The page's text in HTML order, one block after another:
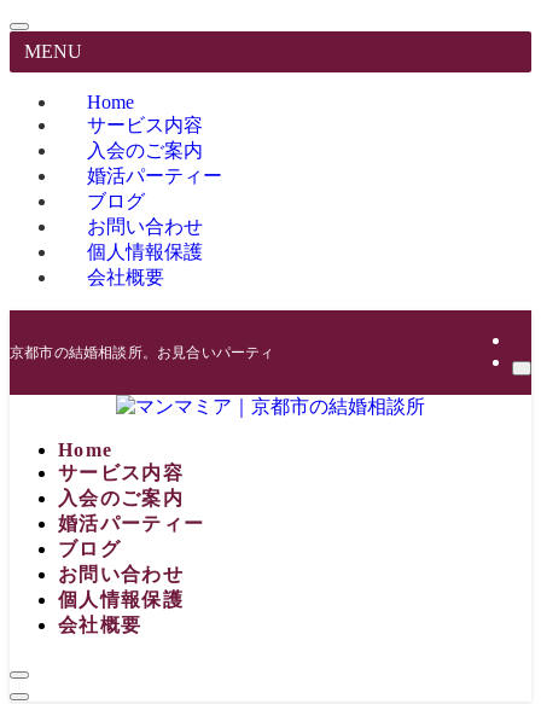
MENU
Home
サービス内容
入会のご案内
婚活パーティー
ブログ
お問い合わせ
個人情報保護
会社概要
京都市の結婚相談所。お見合いパーティーも開催。再婚や中高年でも大丈夫で
Home
サービス内容
入会のご案内
婚活パーティー
ブログ
お問い合わせ
個人情報保護
会社概要